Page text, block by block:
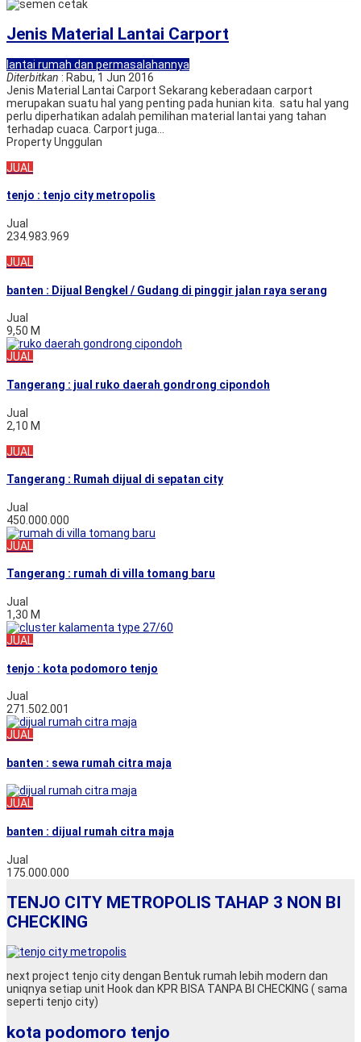
Jenis Material Lantai Carport
lantai rumah dan permasalahannya
Diterbitkan : Rabu, 1 Jun 2016
Jenis Material Lantai Carport Sekarang keberadaan carport
merupakan suatu hal yang penting pada hunian kita. satu hal yang
perlu diperhatikan adalah pemilihan material lantai yang tahan
terhadap cuaca. Carport juga...
Property Unggulan
JUAL
tenjo : tenjo city metropolis
Jual
234.983.969
JUAL
banten : Dijual Bengkel / Gudang di pinggir jalan raya serang
Jual
9,50 M
JUAL
Tangerang : jual ruko daerah gondrong cipondoh
Jual
2,10 M
JUAL
Tangerang : Rumah dijual di sepatan city
Jual
450.000.000
JUAL
Tangerang : rumah di villa tomang baru
Jual
1,30 M
JUAL
tenjo : kota podomoro tenjo
Jual
271.502.001
JUAL
banten : sewa rumah citra maja
JUAL
banten : dijual rumah citra maja
Jual
175.000.000
TENJO CITY METROPOLIS TAHAP 3 NON BI
CHECKING
next project tenjo city dengan Bentuk rumah lebih modern dan
uniqnya setiap unit Hook dan KPR BISA TANPA BI CHECKING ( sama
seperti tenjo city)
kota podomoro tenjo